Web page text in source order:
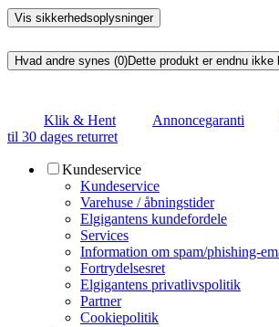
Vis sikkerhedsoplysninger
Hvad andre synes (0)Dette produkt er endnu ikke
Klik & Hent Annoncegaranti
til 30 dages returret
Kundeservice
Kundeservice
Varehuse / åbningstider
Elgigantens kundefordele
Services
Information om spam/phishing-
Fortrydelsesret
Elgigantens privatlivspolitik
Partner
Cookiepolitik